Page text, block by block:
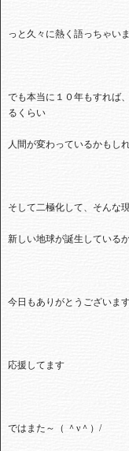
っと久々に熱く語っちゃい
でも本当に１０年もすれば
るくらい
人間が変わっているかもし
そして二極化して、そんな
新しい地球が誕生している
今日もありがとうございま
応援してます
ではまた～（ ＾ν＾） /